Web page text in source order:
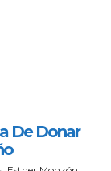
De Donar